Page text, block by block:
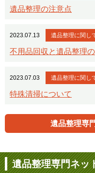
遺品整理の注意点
2023.07.13 遺品整理に関し
不用品回収と遺品整理
2023.07.03 遺品整理に関し
特殊清掃について
遺品整理専
遺品整理専門ネッ